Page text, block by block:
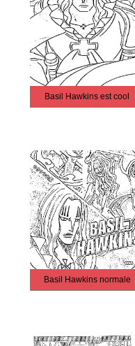
Basil Hawkins est cool
Basil Hawkins normale